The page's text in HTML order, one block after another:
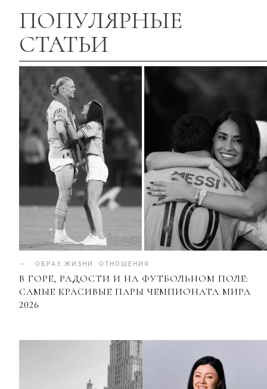
ПОПУЛЯРНЫЕ
СТАТЬИ
ОБРАЗ ЖИЗНИ ОТНОШЕНИЯ
В ГОРЕ, РАДОСТИ И НА ФУТБОЛЬНОМ ПОЛЕ:
САМЫЕ КРАСИВЫЕ ПАРЫ ЧЕМПИОНАТА МИРА
2026